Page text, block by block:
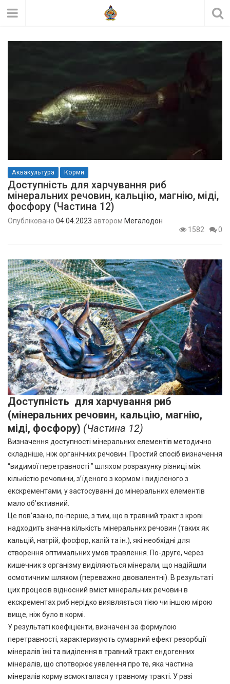
Аквакультура Корми
Доступність для харчування риб
мінеральних речовин, кальцію, магнію, міді,
фосфору (Частина 12)
Опубліковано 04.04.2023 автором Мегалодон
1582
0
Доступність для харчування риб
(мінеральних речовин, кальцію, магнію,
міді, фосфору) (Частина 12)
Визначення доступності мінеральних елементів методично
складніше, ніж органічних речовин. Простий спосіб визначення
“видимої перетравності ” шляхом розрахунку різниці між
кількістю речовини, з’їденого з кормом і виділеного з
екскрементами, у застосуванні до мінеральних елементів
мало об’єктивний.
Це пов’язано, по-перше, з тим, що в травний тракт з крові
надходить значна кількість мінеральних речовин (таких як
кальцій, натрій, фосфор, калій та ін.), які необхідні для
створення оптимальних умов травлення. По-друге, через
кишечник з організму виділяються мінерали, що надійшли
осмотичним шляхом (переважно двовалентні). В результаті
цих процесів відносний вміст мінеральних речовин в
екскрементах риб нерідко виявляється тією чи іншою мірою
вище, ніж було в кормі.
У результаті коефіцієнти, визначені за формулою
перетравності, характеризують сумарний ефект резорбції
мінералів їжі та виділення в травний тракт ендогенних
мінералів, що спотворює уявлення про те, яка частина
мінералів корму всмокталася у травному тракті. У разі